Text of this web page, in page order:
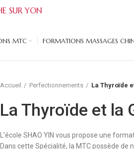
SUR YON
MTC FORMATIONS MASSAGES
Accueil Perfectionnements La Thyroïde
La Thyroïde et la
L’école SHAO YIN vous propose une
Dans cette Spécialité, la MTC possède